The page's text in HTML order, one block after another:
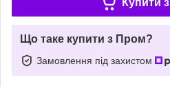
Що таке купити з Пром?
Замовлення під захистом